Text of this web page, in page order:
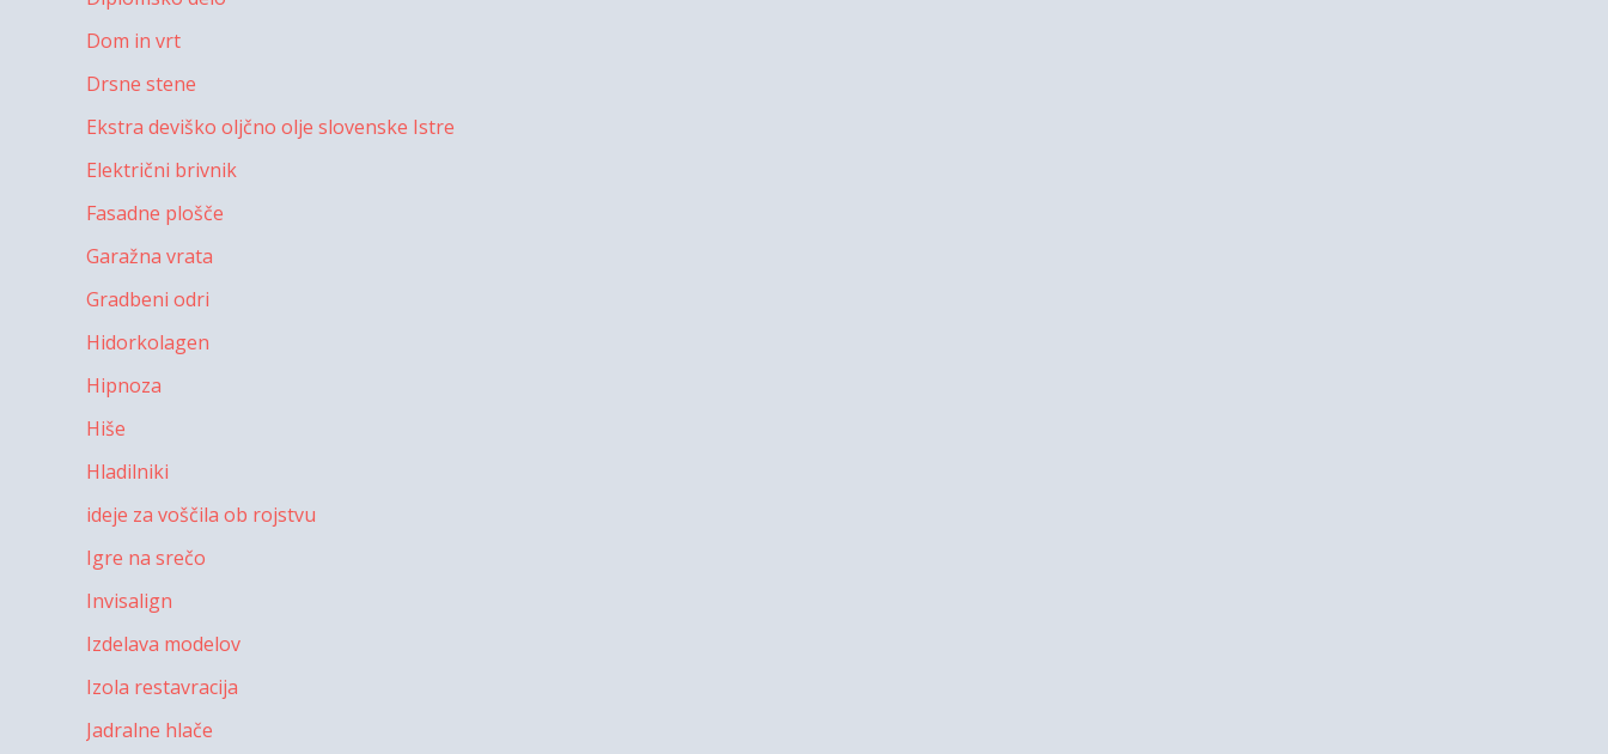
Dom in vrt
Drsne stene
Ekstra deviško oljčno olje slovenske Istre
Električni brivnik
Fasadne plošče
Garažna vrata
Gradbeni odri
Hidorkolagen
Hipnoza
Hiše
Hladilniki
ideje za voščila ob rojstvu
Igre na srečo
Invisalign
Izdelava modelov
Izola restavracija
Jadralne hlače